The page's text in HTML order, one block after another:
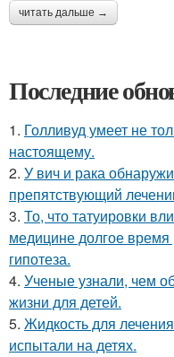
читать дальше →
Последние
1. Голливуд умеет не
настоящему.
2. У вич и рака
препятствующий
3. То, что татуировки
медицине долгое
гипотеза.
4. Ученые узнали, чем
жизни для детей.
5. Жидкость для
испытали на детях.